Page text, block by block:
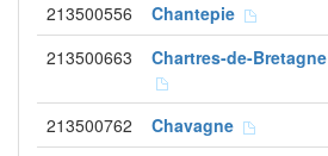
213500556 Chantepie
213500663 Chartres-de-Bretagne
213500762 Chavagne